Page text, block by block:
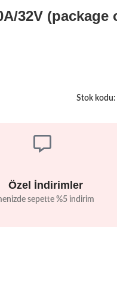
32V (package
Stok kodu:
Özel İndirimler
sepette %5 indirim